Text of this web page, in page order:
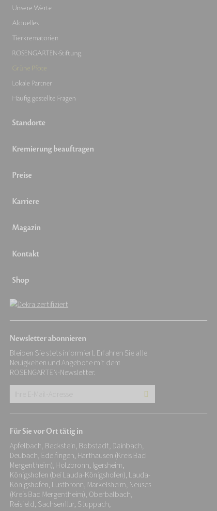
Unsere Werte
Aktuelles
Tierkrematorien
ROSENGARTEN-Stiftung
Grüne Pfote
Lokale Partner
Häufig gestellte Fragen
Standorte
Kremierung beauftragen
Preise
Karriere
Magazin
Kontakt
Shop
Newsletter abonnieren
Bleiben Sie stets informiert. Erfahren Sie alle
Neuigkeiten und Angebote mit dem
ROSENGARTEN-Newsletter.
Adresse:
*
Für Sie vor Ort tätig in
Apfelbach, Beckstein, Bobstadt, Dainbach,
Deubach, Edelfingen, Harthausen (Kreis Bad
Mergentheim), Holzbronn, Igersheim,
Königshofen (bei Lauda-Königshofen), Lauda-
Königshofen, Lustbronn, Markelsheim, Neuses
(Kreis Bad Mergentheim), Oberbalbach,
Reisfeld, Sachsenflur, Stuppach,